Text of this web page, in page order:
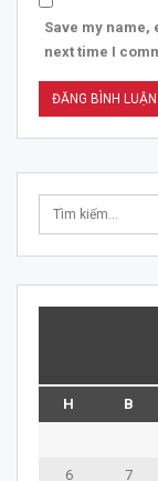
Save my
next time I
H B
6 7